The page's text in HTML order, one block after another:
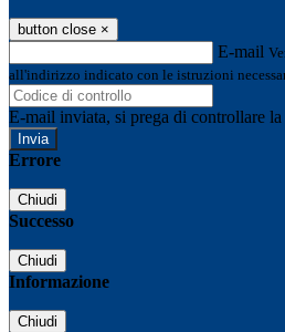
button close ×
E-mail
all'indirizzo indicato con le istruzioni
E-mail inviata, si prega di controllare
Errore
Chiudi
Successo
Chiudi
Informazione
Chiudi